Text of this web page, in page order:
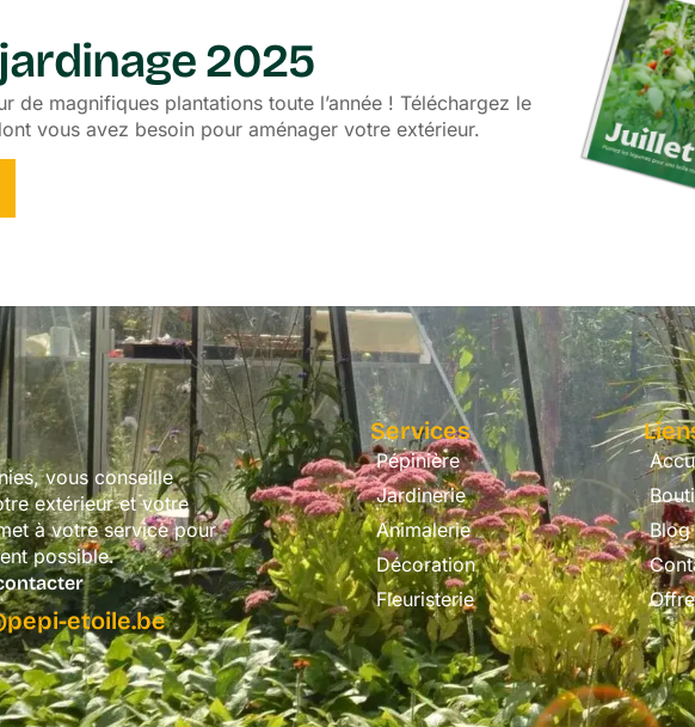
2025
de magnifiques plantations toute l’année ! Téléchargez le
vous avez besoin pour aménager votre extérieur.
vous conseille
extérieur et votre
à votre service pour
possible.
etoile.be
Services
Pépinière
Jardinerie
Animalerie
Décoration
Fleuristerie
Blog